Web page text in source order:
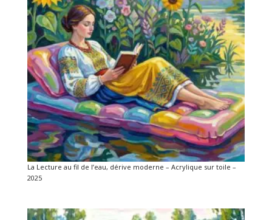
La Lecture au fil de l’eau, dérive moderne – Acrylique sur toile –
2025